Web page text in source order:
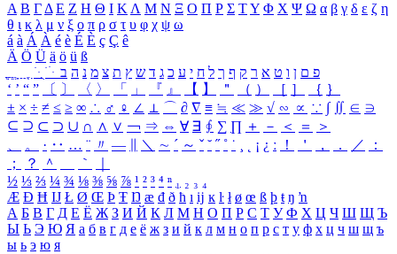
Α Β ΓΔ Ε Ζ Η Θ Ι ΚΛ Μ Ν Ξ Ο Π Ρ Σ ΤΥ Φ Χ Ψ Ω α β γ δ ε ζ η
θ ι κ λ μ ν ξ ο π ρ σ τ υ φ χ ψ ω
á à Á À é è É È ç Ç ê
Ä Ö Ü ä ö ü ß
ִֶֹ ֻּ ׁׂ פ ם ן ו ט א ר ק ף ך ל ח י ע כ ג ד ש ץ ת צ מ נ ה ב
‘ ’ “ ” 〔 〕 〈 〉 「 」 『 』 【 】 ＂ （ ） ［ ］ ｛ ｝
± × ÷ ≠ ≤ ≥ ∞ ∴ ♂ ♀ ∠ ⊥ ⌒ ∂ ∇ ≡ ≒ ≪ ≫ √ ∽ ∝ ∵ ∫ ∬ ∈ ∋
⊆ ⊇ ⊂ ⊃ ∪ ∩ ∧ ∨ ￢ ⇒ ⇔ ∀ ∃ ∮ ∑ ∏ ＋ － ＜ ＝
＞
、
。 · ‥ … ¨ 〃 ― ＼ ∼ ´ ～ ˇ ˘ ˝ ˚ ˙ ¸ ¡ ¿ ː ！ ＇ ， ． ／
：
；
？ ＾ ｀
½ ⅓ ⅔ ¼ ¾ ⅛ ⅜ ⅝ ⅞ ¹ ² ³ ⁴ ⁿ ₁ ₂ ₃ ₄
Æ Ð Ħ Ĳ Ł Ø Œ Þ Ŧ Ŋ æ đ ð ħ ı ĳ ĸ ŀ ł ø œ ß þ ŧ ŋ ŉ
А Б В Г Д Е Ё Ж З И Й К Л М Н О П Р С Т У Ф Х Ц Ч Ш Щ Ъ
Ы Ь Э Ю Я а б в г д е ё ж з и й к л м н о п р с т у ф х ц ч ш щ ъ
ы ь э ю я